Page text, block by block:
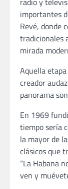
importantes
Revé, donde
tradicionales
mirada
Aquella
creador
panorama
En 1969
tiempo sería
la mayor de
clásicos que
“La Habana
ven y